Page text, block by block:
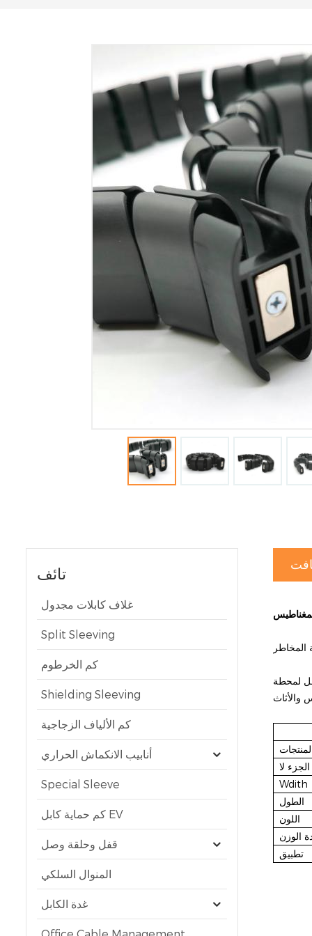
تائف
غلاف كابلات مجدول
Split Sleeving
كم الخرطوم
Shielding Sleeving
كم الألياف الزجاجية
أنابيب الانكماش الحراري
Special Sleeve
كم حماية كابل EV
قفل وحلقة وصل
المنوال السلكي
غدة الكابل
لمحطة
الجزء لا
Wdith
الطول
اللون
الوزن
تطبيق